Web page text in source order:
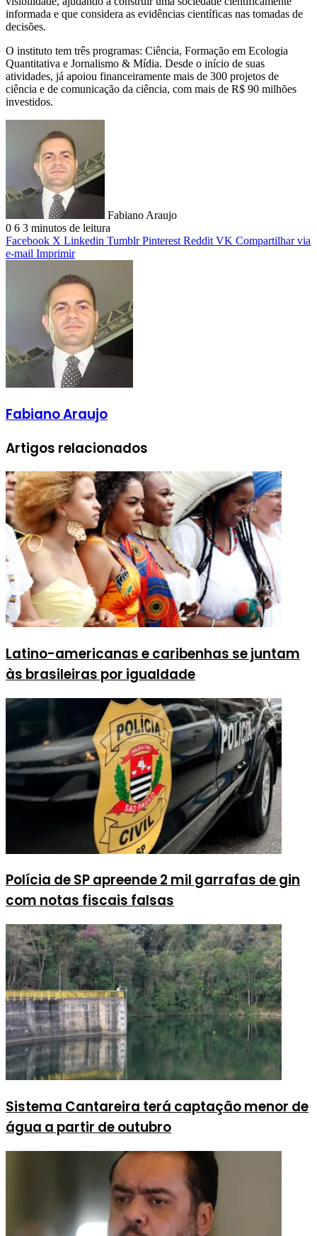
informada e que considera as evidências científicas nas tomadas de
decisões.
O instituto tem três programas: Ciência, Formação em Ecologia
Quantitativa e Jornalismo & Mídia. Desde o início de suas
atividades, já apoiou financeiramente mais de 300 projetos de
ciência e de comunicação da ciência, com mais de R$ 90 milhões
investidos.
Fabiano Araujo
0 6 3 minutos de leitura
Facebook X Linkedin Tumblr Pinterest Reddit VK Compartilhar via
e-mail Imprimir
Fabiano Araujo
Artigos relacionados
Latino-americanas e caribenhas se juntam
às brasileiras por igualdade
Polícia de SP apreende 2 mil garrafas de gin
com notas fiscais falsas
Sistema Cantareira terá captação menor de
água a partir de outubro